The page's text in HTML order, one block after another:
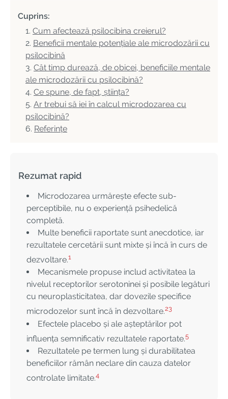
Cuprins:
Cum afectează psilocibina creierul?
Beneficii mentale potențiale ale microdozării cu
psilocibină
Cât timp durează, de obicei, beneficiile mentale
ale microdozării cu psilocibină?
Ce spune, de fapt, știința?
Ar trebui să iei în calcul microdozarea cu
psilocibină?
Referințe
Rezumat rapid
Microdozarea urmărește efecte sub-
perceptibile, nu o experiență psihedelică
completă.
Multe beneficii raportate sunt anecdotice, iar
rezultatele cercetării sunt mixte și încă în curs de
dezvoltare.1
Mecanismele propuse includ activitatea la
nivelul receptorilor serotoninei și posibile legături
cu neuroplasticitatea, dar dovezile specifice
microdozelor sunt încă în dezvoltare.23
Efectele placebo și ale așteptărilor pot
influența semnificativ rezultatele raportate.5
Rezultatele pe termen lung și durabilitatea
beneficiilor rămân neclare din cauza datelor
controlate limitate.4